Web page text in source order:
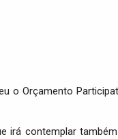
o Orçamento
irá contemplar